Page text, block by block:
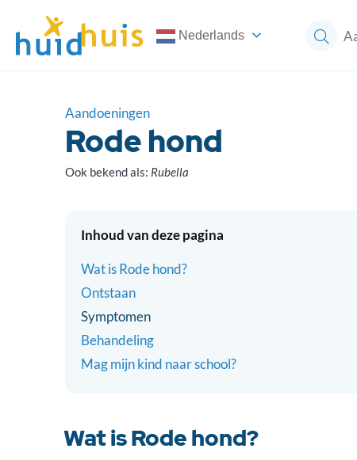
Nederlands
Inhoud van deze pagina
Wat is Rode hond?
Ontstaan
Symptomen
Behandeling
Mag mijn kind naar school?
Aandoeningen
Rode hond
Ook bekend als: Rubella
Wat is Rode hond?